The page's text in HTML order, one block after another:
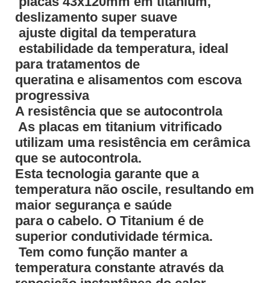
deslizamento super suave
 ajuste digital da temperatura
 estabilidade da temperatura, ideal
para tratamentos de
queratina e alisamentos com escova
progressiva
A resistência que se autocontrola
 As placas em titanium vitrificado
utilizam uma resistência em cerâmica
que se autocontrola.
Esta tecnologia garante que a
temperatura não oscile, resultando em
maior segurança e saúde
para o cabelo. O Titanium é de
superior condutividade térmica.
 Tem como função manter a
temperatura constante através da